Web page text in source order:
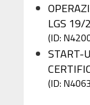
LGS 19/
(ID:
START-
(ID: